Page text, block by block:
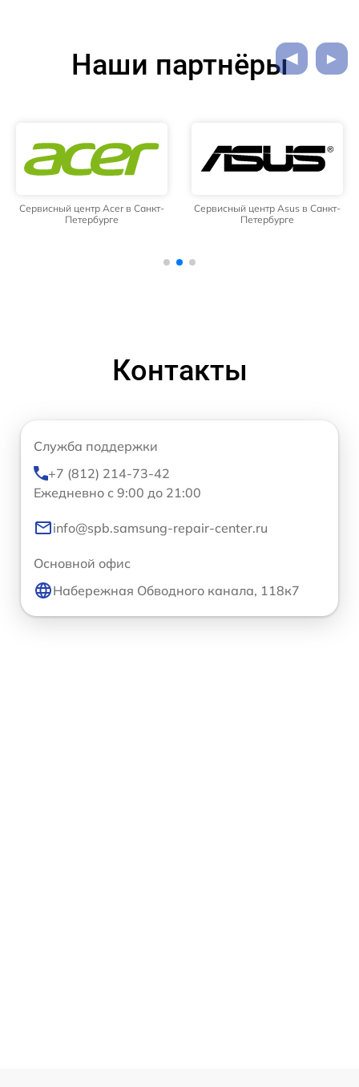
Наши партнёры
Сервисный центр Acer в Санкт-
Петербурге
Сервисный центр Asus в Санкт-
Петербурге
Контакты
Служба поддержки
+7 (812) 214-73-42
Ежедневно с 9:00 до 21:00
info@spb.samsung-repair-center.ru
Основной офис
Набережная Обводного канала, 118к7